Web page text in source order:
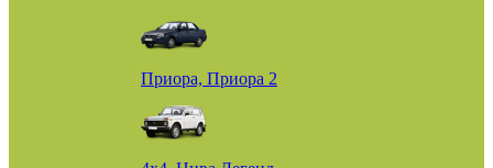
Приора, Приора 2